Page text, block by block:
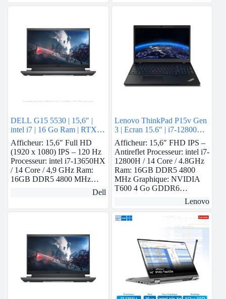
DELL G15 5530 | 15,6″ |
intel i7 | 16 Go Ram | RTX
3050
Afficheur: 15,6″ Full HD
(1920 x 1080) IPS – 120 Hz
Processeur: intel i7-13650HX
/ 14 Core / 4,9 GHz Ram:
16GB DDR5 4800 MHz…
Dell
Lenovo ThinkPad P15v Gen
3 | Ecran 15.6″ | i7-12800H |
16 GB Ram | Nvidia T600 |
512 GB SSD
Afficheur: 15,6″ FHD IPS –
Antireflet Processeur: intel i7-
12800H / 14 Core / 4.8GHz
Ram: 16GB DDR5 4800
MHz Graphique: NVIDIA
T600 4 Go GDDR6…
Lenovo